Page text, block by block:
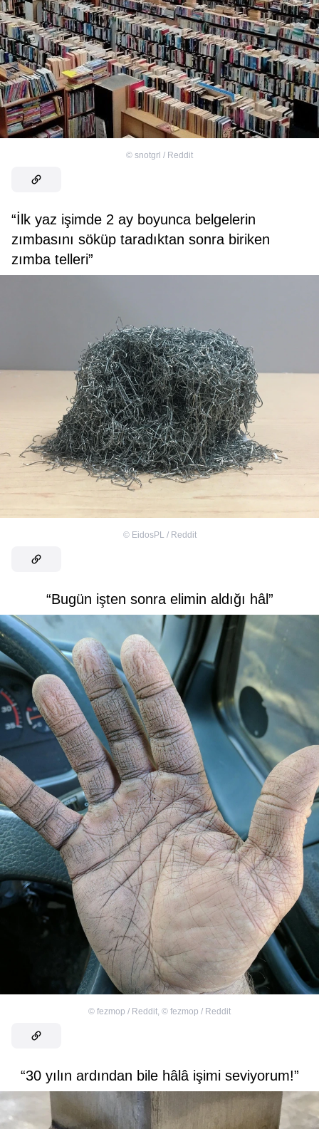
© snotgrl / Reddit
“İlk yaz işimde 2 ay boyunca belgelerin
zımbasını söküp taradıktan sonra biriken
zımba telleri”
© EidosPL / Reddit
“Bugün işten sonra elimin aldığı hâl”
© fezmop / Reddit, © fezmop / Reddit
“30 yılın ardından bile hâlâ işimi seviyorum!”